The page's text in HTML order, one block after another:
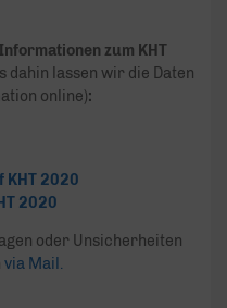
zum KHT
dahin lassen wir die Daten
online):
KHT 2020
2020
oder Unsicherheiten
via Mail.